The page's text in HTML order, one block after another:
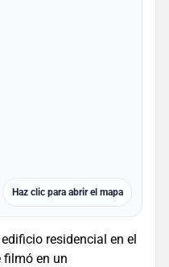
Haz clic para abrir el mapa
residencial en el
filmó en un